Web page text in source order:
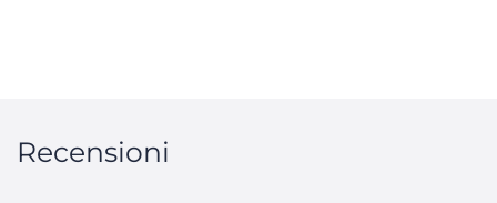
Recensioni